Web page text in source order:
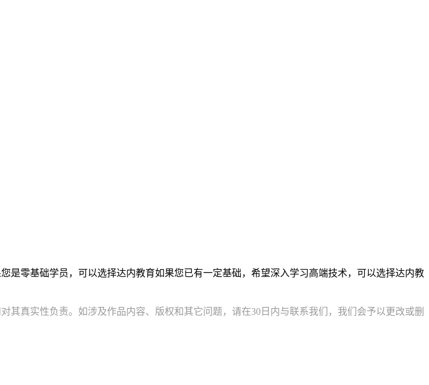
零基础学员，可以选择达内教育如果您已有一定基础，希望深入学习高端技术，可以选择达内教
其真实性负责。如涉及作品内容、版权和其它问题，请在30日内与联系我们，我们会予以更改或删